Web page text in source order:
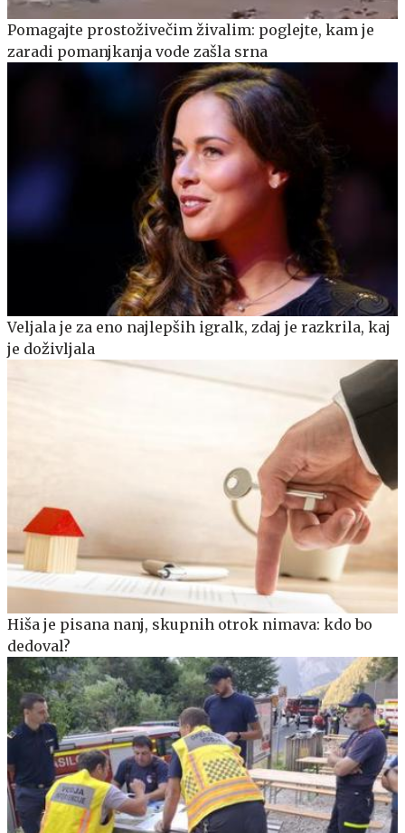
Pomagajte prostoživečim živalim: poglejte, kam je
zaradi pomanjkanja vode zašla srna
Veljala je za eno najlepših igralk, zdaj je razkrila, kaj
je doživljala
Hiša je pisana nanj, skupnih otrok nimava: kdo bo
dedoval?